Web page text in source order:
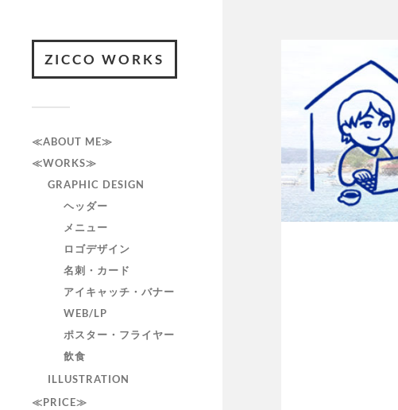
ZICCO WORKS
≪ABOUT ME≫
≪WORKS≫
GRAPHIC DESIGN
ヘッダー
メニュー
ロゴデザイン
名刺・カード
アイキャッチ・バナー
WEB/LP
ポスター・フライヤー
飲食
ILLUSTRATION
≪PRICE≫